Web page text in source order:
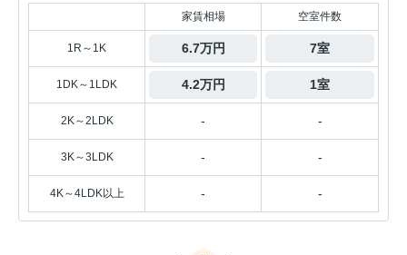
家賃相場 空室件数
1R～1K 6.7万円 7室
1DK～1LDK 4.2万円 1室
2K～2LDK - -
3K～3LDK - -
4K～4LDK以上 - -